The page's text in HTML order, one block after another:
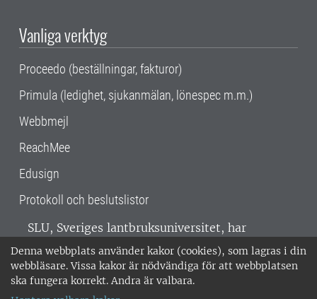
Denna webbplats använder kakor (cookies), som lagras i din
webbläsare. Vissa kakor är nödvändiga för att webbplatsen
ska fungera korrekt. Andra är valbara.
Vanliga verktyg
Proceedo (beställningar, fakturor)
Primula (ledighet, sjukanmälan, lönespec m.m.)
Webbmejl
ReachMee
Edusign
Protokoll och beslutslistor
SLU, Sveriges lantbruksuniversitet, har
verksamhet över hela Sverige. Huvudorter är
Alnarp, Uppsala och Umeå.SLU är
miljöcertifierat enligt ISO 14001. •
018-67 10 00 • Org nr: 202100-2817 •